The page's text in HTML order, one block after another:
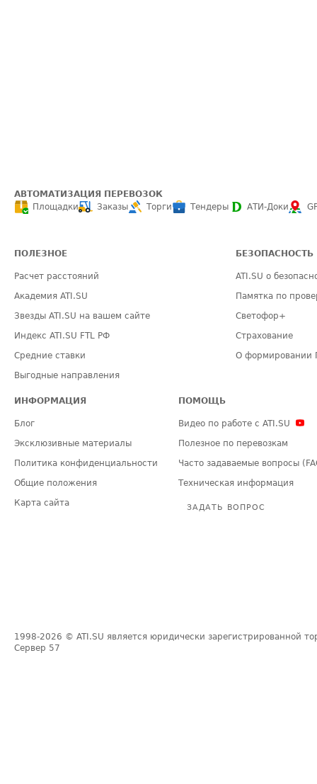
АВТОМАТИЗАЦИЯ ПЕРЕВОЗОК
Площадки
Заказы Торги Тендеры АТИ-Доки
ПОЛЕЗНОЕ
Расчет расстояний
Академия ATI.SU
Звезды ATI.SU на вашем сайте
Индекс ATI.SU FTL РФ
Средние ставки
Выгодные направления
БЕЗОПАСНОСТЬ
ATI.SU о
Памятка по
Светофор+
Страхование
О формировании
ИНФОРМАЦИЯ
Блог
Эксклюзивные материалы
Политика конфиденциальности
Общие положения
Карта сайта
ПОМОЩЬ
Видео по работе с ATI.SU
Полезное по перевозкам
Часто задаваемые вопросы
Техническая информация
ЗАДАТЬ ВОПРОС
1998-2026 © ATI.SU является юридически зарегистрированной
Сервер 57